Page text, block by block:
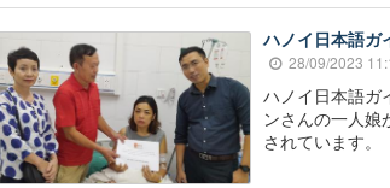
ハノイ日本語ガ
28/09/2023
ハノイ日本語ガ
ンさんの一人娘
されています。